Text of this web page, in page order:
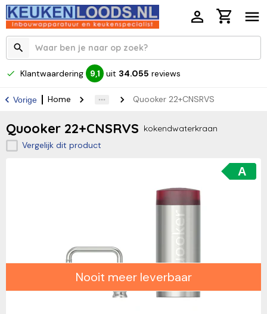
Klantwaardering 9,1 uit 34.055 reviews
Vorige Home Quooker 22+CNSRVS
Quooker 22+CNSRVS kokendwaterkraan
Vergelijk dit product
A
Nooit meer leverbaar